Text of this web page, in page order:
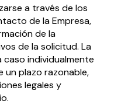
a través de los
de la Empresa,
de la
de la solicitud. La
caso individualmente
plazo razonable,
legales y